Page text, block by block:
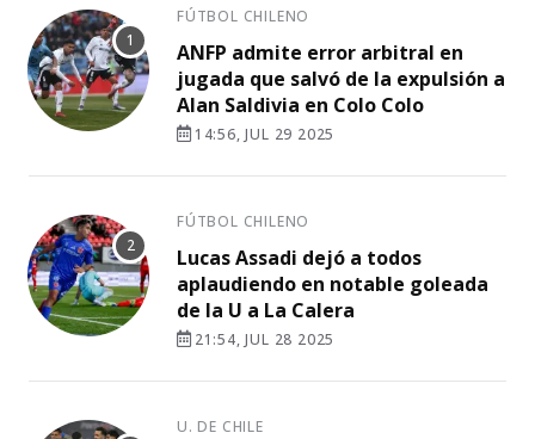
FÚTBOL CHILENO
ANFP admite error arbitral en
jugada que salvó de la expulsión a
Alan Saldivia en Colo Colo
14:56, JUL 29 2025
FÚTBOL CHILENO
Lucas Assadi dejó a todos
aplaudiendo en notable goleada
de la U a La Calera
21:54, JUL 28 2025
U. DE CHILE